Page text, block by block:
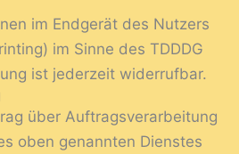
im Endgerät des Nutzers
im Sinne des TDDDG
ist jederzeit widerrufbar.
über Auftragsverarbeitung
oben genannten Dienstes